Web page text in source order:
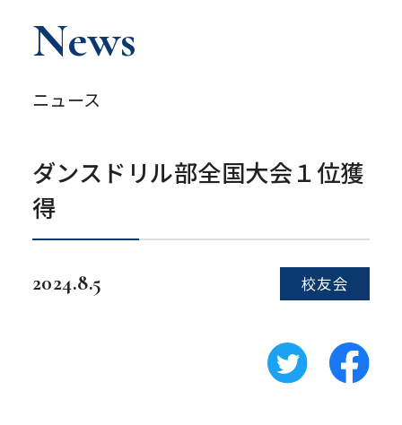
News
ニュース
ダンスドリル部全国大会１位獲
得
2024.8.5 校友会